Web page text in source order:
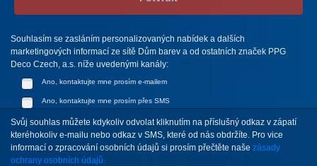
Souhlasím se zasláním personalizovaných nabídek a dalších
marketingových informací ze sítě Dům barev a od ostatních značek PPG
Deco Czech, a.s. níže uvedenými kanály:
Ano, kontaktujte mne prosím e-mailem
Ano, kontaktujte mne prosím přes SMS
Svůj souhlas můžete kdykoliv odvolat kliknutím na příslušný odkaz v zápatí
kteréhokoliv e-mailu nebo odkaz v SMS, které od nás obdržíte. Pro vice
informací o zpracování osobních údajů si prosím přečtěte naše zásady
ochrany osobních údajů.